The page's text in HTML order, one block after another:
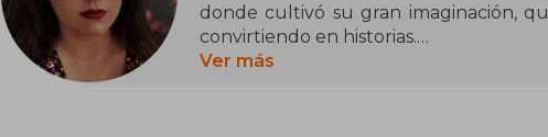
donde cultivó su gran imaginación,
convirtiendo en historias.
Ver más